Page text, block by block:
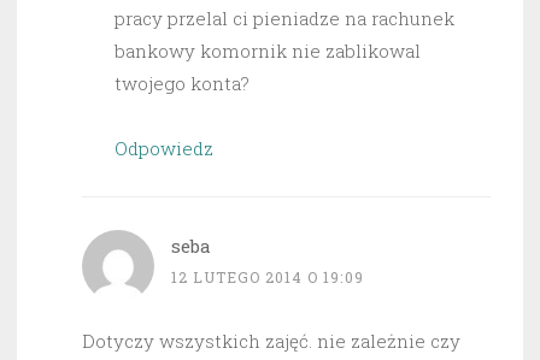
pracy przelal ci pieniadze na rachunek
bankowy komornik nie zablikowal
twojego konta?
Odpowiedz
seba
12 LUTEGO 2014 O 19:09
Dotyczy wszystkich zajęć. nie zależnie czy